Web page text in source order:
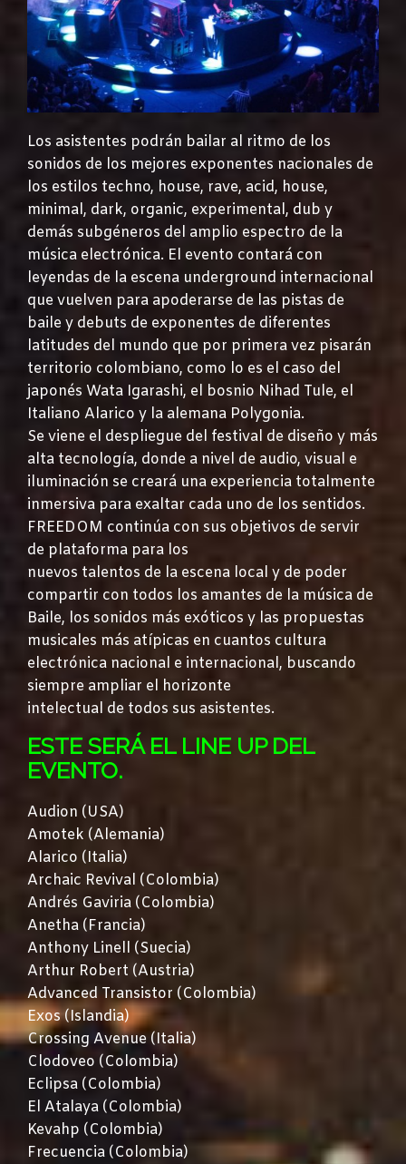
Los asistentes podrán bailar al ritmo de los
sonidos de los mejores exponentes nacionales de
los estilos techno, house, rave, acid, house,
minimal, dark, organic, experimental, dub y
demás subgéneros del amplio espectro de la
música electrónica. El evento contará con
leyendas de la escena underground internacional
que vuelven para apoderarse de las pistas de
baile y debuts de exponentes de diferentes
latitudes del mundo que por primera vez pisarán
territorio colombiano, como lo es el caso del
japonés Wata Igarashi, el bosnio Nihad Tule, el
Italiano Alarico y la alemana Polygonia.
Se viene el despliegue del festival de diseño y más
alta tecnología, donde a nivel de audio, visual e
iluminación se creará una experiencia totalmente
inmersiva para exaltar cada uno de los sentidos.
FREEDOM continúa con sus objetivos de servir
de plataforma para los
nuevos talentos de la escena local y de poder
compartir con todos los amantes de la música de
Baile, los sonidos más exóticos y las propuestas
musicales más atípicas en cuantos cultura
electrónica nacional e internacional, buscando
siempre ampliar el horizonte
intelectual de todos sus asistentes.
ESTE SERÁ EL LINE UP DEL
EVENTO.
Audion (USA)
Amotek (Alemania)
Alarico (Italia)
Archaic Revival (Colombia)
Andrés Gaviria (Colombia)
Anetha (Francia)
Anthony Linell (Suecia)
Arthur Robert (Austria)
Advanced Transistor (Colombia)
Exos (Islandia)
Crossing Avenue (Italia)
Clodoveo (Colombia)
Eclipsa (Colombia)
El Atalaya (Colombia)
Kevahp (Colombia)
Frecuencia (Colombia)